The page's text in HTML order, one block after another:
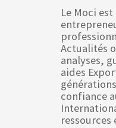
Le Moci
Actualités
analyses,
aides
confiance
ressources